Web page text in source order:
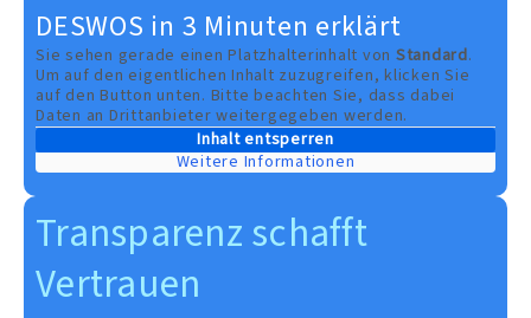
DESWOS in 3 Minuten erklärt
Sie sehen gerade einen Platzhalterinhalt von Standard.
Um auf den eigentlichen Inhalt zuzugreifen, klicken Sie
auf den Button unten. Bitte beachten Sie, dass dabei
Daten an Drittanbieter weitergegeben werden.
Inhalt entsperren
Weitere Informationen
Transparenz schafft
Vertrauen